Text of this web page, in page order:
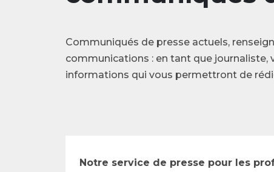
Communiqués de presse actuels,
communications : en tant que
informations qui vous permettront de
Notre service de presse pour les